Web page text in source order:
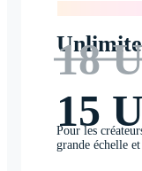
18
15
Pour les
grande échelle